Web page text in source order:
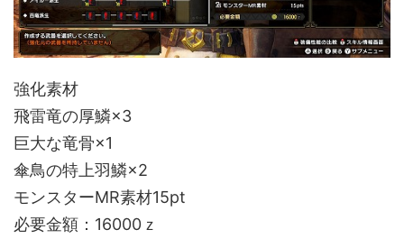
強化素材
飛雷竜の厚鱗×3
巨大な竜骨×1
傘鳥の特上羽鱗×2
モンスターMR素材15pt
必要金額：16000ｚ